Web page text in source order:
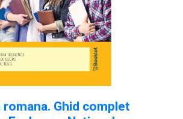
romana. Ghid complet